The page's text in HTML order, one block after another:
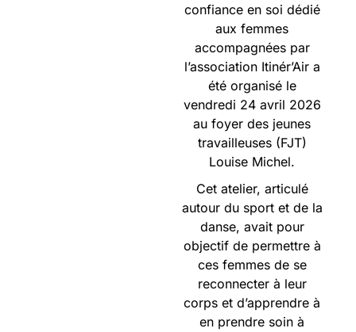
confiance en soi dédié
aux femmes
accompagnées par
l’association Itinér’Air a
été organisé le
vendredi 24 avril 2026
au foyer des jeunes
travailleuses (FJT)
Louise Michel.
Cet atelier, articulé
autour du sport et de la
danse, avait pour
objectif de permettre à
ces femmes de se
reconnecter à leur
corps et d’apprendre à
en prendre soin à